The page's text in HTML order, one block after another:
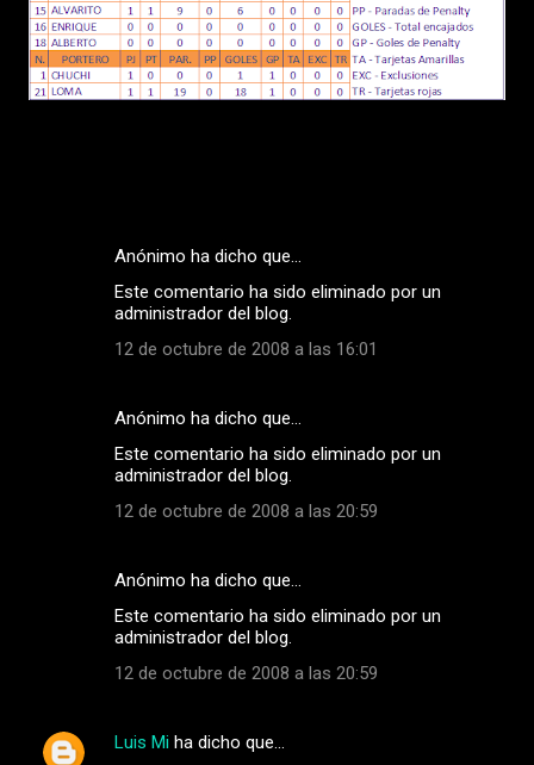
Anónimo ha dicho que…
Este comentario ha sido eliminado por un
administrador del blog.
12 de octubre de 2008 a las 16:01
Anónimo ha dicho que…
Este comentario ha sido eliminado por un
administrador del blog.
12 de octubre de 2008 a las 20:59
Anónimo ha dicho que…
Este comentario ha sido eliminado por un
administrador del blog.
12 de octubre de 2008 a las 20:59
Luis Mi ha dicho que…